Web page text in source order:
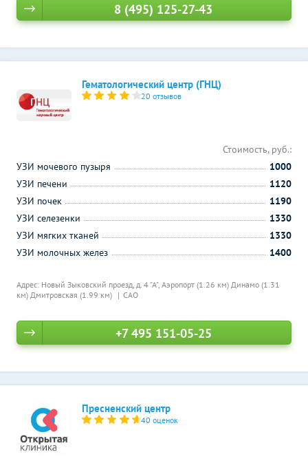
8 (495) 125-27-43
Гематологический центр (ГНЦ)
20 отзывов
Адрес: Новый Зыковский проезд, д. 4 "А", Аэропорт (1.26 км) Динамо (1.31
км) Дмитровская (1.99 км) САО
Стоимость, руб.:
УЗИ мочевого пузыря
1000
УЗИ печени
1120
УЗИ почек
1190
УЗИ селезенки
1330
УЗИ мягких тканей
1330
УЗИ молочных желез
1400
+7 495 151-05-25
Пресненский центр
40 оценок